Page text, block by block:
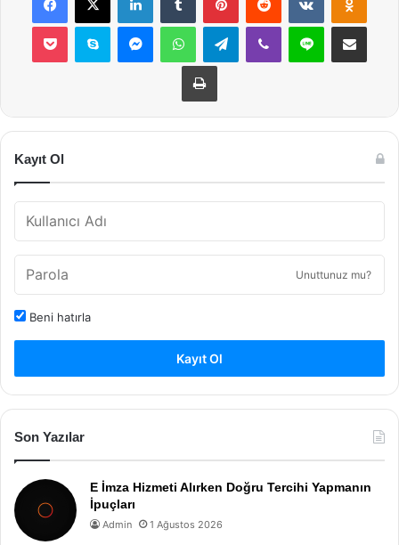
Pocket Skype MessengerWhatsAppTelegramViber Line E-Posta ile
Yazdır
Kayıt Ol
Unuttunuz mu?
Beni hatırla
Kayıt Ol
Son Yazılar
E İmza Hizmeti Alırken Doğru Tercihi Yapmanın
İpuçları
Admin 1 Ağustos 2026